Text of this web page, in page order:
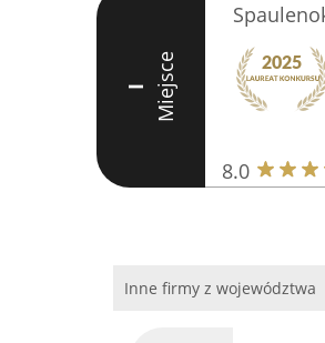
I Miejsce
8.0
Inne firmy z województwa